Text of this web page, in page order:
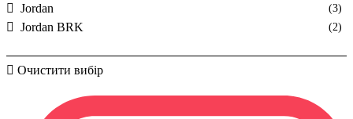
Jordan (3)
Jordan BRK (2)
Очистити вибір